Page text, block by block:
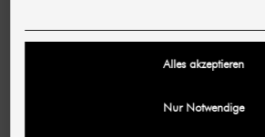
JURIDISCHE INFORMATIE
Alles akzeptieren
Nur Notwendige